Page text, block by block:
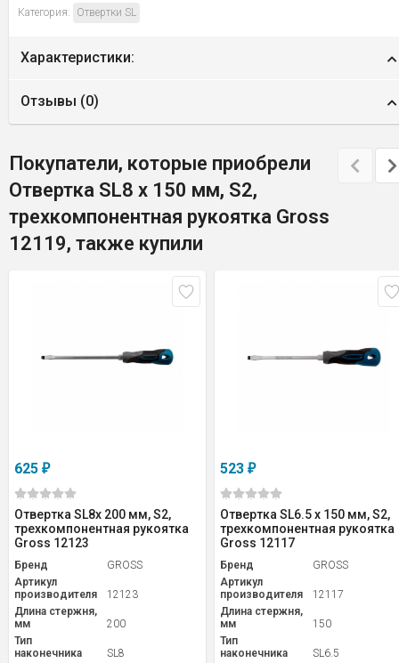
Категория: Отвертки SL
Характеристики:
Отзывы (0)
Покупатели, которые приобрели
Отвертка SL8 x 150 мм, S2,
трехкомпонентная рукоятка Gross
12119, также купили
625 ₽
Отвертка SL8x 200 мм, S2,
трехкомпонентная рукоятка
Gross 12123
Бренд
GROSS
Артикул
производителя
12123
Длина стержня,
мм
200
Тип
наконечника
SL8
523 ₽
Отвертка SL6.5 x 150 мм, S2,
трехкомпонентная рукоятка
Gross 12117
Бренд
GROSS
Артикул
производителя
12117
Длина стержня,
мм
150
Тип
наконечника
SL6.5